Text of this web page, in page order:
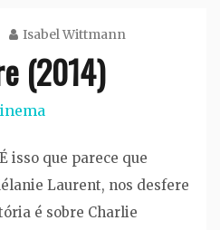
Isabel Wittmann
(2014)
isso que parece que
Laurent, nos desfere
é sobre Charlie